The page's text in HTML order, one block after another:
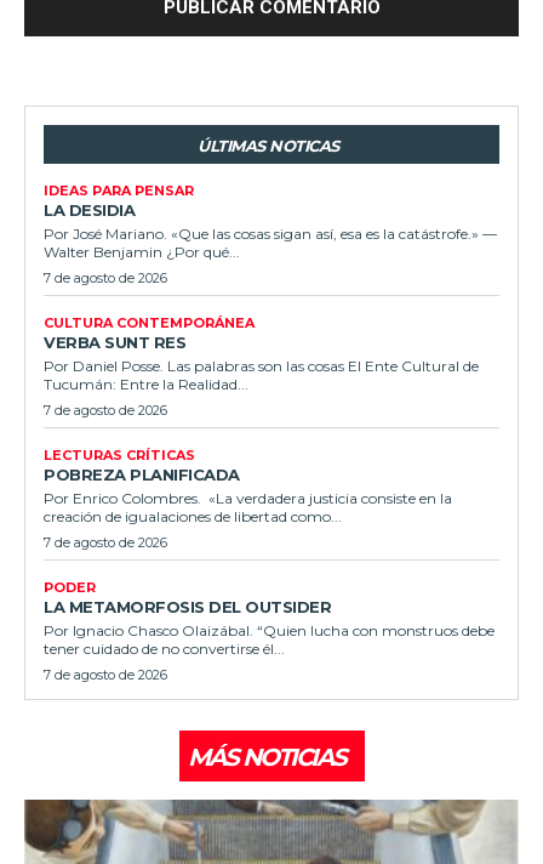
ÚLTIMAS NOTICAS
IDEAS PARA PENSAR
LA DESIDIA
Por José Mariano. «Que las cosas sigan así, esa es la catástrofe.» —
Walter Benjamin ¿Por qué...
7 de agosto de 2026
CULTURA CONTEMPORÁNEA
VERBA SUNT RES
Por Daniel Posse. Las palabras son las cosas El Ente Cultural de
Tucumán: Entre la Realidad...
7 de agosto de 2026
LECTURAS CRÍTICAS
POBREZA PLANIFICADA
Por Enrico Colombres. «La verdadera justicia consiste en la
creación de igualaciones de libertad como...
7 de agosto de 2026
PODER
LA METAMORFOSIS DEL OUTSIDER
Por Ignacio Chasco Olaizábal. “Quien lucha con monstruos debe
tener cuidado de no convertirse él...
7 de agosto de 2026
MÁS NOTICIAS